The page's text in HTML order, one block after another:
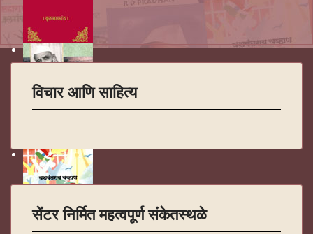
विचार आणि साहित्य
सेंटर निर्मित महत्वपूर्ण संकेतस्थळे